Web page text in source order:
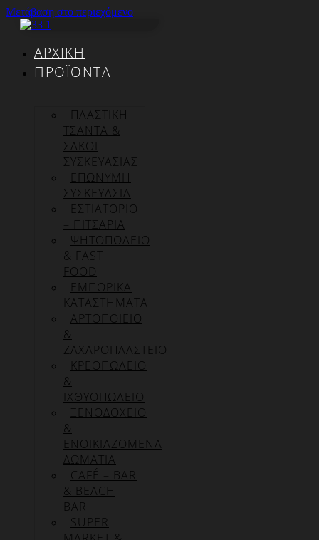
Μετάβαση στο περιεχόμενο
ΑΡΧΙΚΉ
ΠΡΟΪΌΝΤΑ
ΠΛΑΣΤΙΚΗ
ΤΣΑΝΤΑ &
ΣΑΚΟΙ
ΣΥΣΚΕΥΑΣΙΑΣ
ΕΠΏΝΥΜΗ
ΣΥΣΚΕΥΑΣΊΑ
ΕΣΤΙΑΤΟΡΙΟ
– ΠΙΤΣΑΡΙΑ
ΨΗΤΟΠΩΛΕΙΟ
& FAST
FOOD
ΕΜΠΟΡΙΚΑ
ΚΑΤΑΣΤΗΜΑΤΑ
ΑΡΤΟΠΟΙΕΙΟ
&
ΖΑΧΑΡΟΠΛΑΣΤΕΙΟ
ΚΡΕΟΠΩΛΕΙΟ
&
ΙΧΘΥΟΠΩΛΕΙΟ
ΞΕΝΟΔΟΧΕΙΟ
&
ΕΝΟΙΚΙΑΖΟΜΕΝΑ
ΔΩΜΑΤΙΑ
CAFÉ – BAR
& BEACH
BAR
SUPER